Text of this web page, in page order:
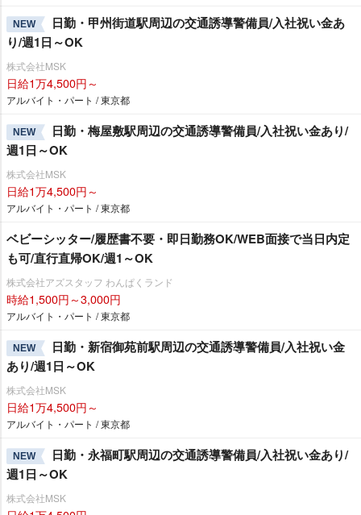
NEW
日勤・甲州街道駅周辺の交通誘導警備員/入社祝い金あ
り/週1日～OK
株式会社MSK
日給1万4,500円～
アルバイト・パート / 東京都
NEW
日勤・梅屋敷駅周辺の交通誘導警備員/入社祝い金あり/
週1日～OK
株式会社MSK
日給1万4,500円～
アルバイト・パート / 東京都
ベビーシッター/履歴書不要・即日勤務OK/WEB面接で当日内定
も可/直行直帰OK/週1～OK
株式会社アズスタッフ わんぱくランド
時給1,500円～3,000円
アルバイト・パート / 東京都
NEW
日勤・新宿御苑前駅周辺の交通誘導警備員/入社祝い金
あり/週1日～OK
株式会社MSK
日給1万4,500円～
アルバイト・パート / 東京都
NEW
日勤・永福町駅周辺の交通誘導警備員/入社祝い金あり/
週1日～OK
株式会社MSK